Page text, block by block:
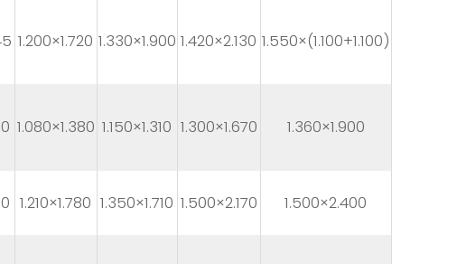
1.200×1.720 1.330×1.900 1.420×2.130 1.550×(1.100+1.100)
1.080×1.380 1.150×1.310 1.300×1.670 1.360×1.900
1.210×1.780 1.350×1.710 1.500×2.170 1.500×2.400